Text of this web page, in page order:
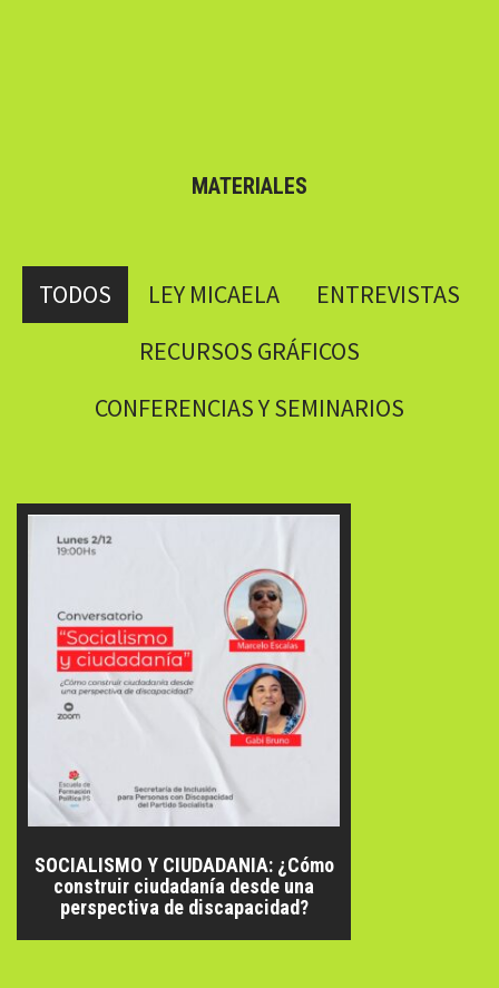
MATERIALES
TODOS LEY MICAELA
ENTREVISTAS
RECURSOS GRÁFICOS
CONFERENCIAS Y SEMINARIOS
SOCIALISMO Y CIUDADANIA: ¿Cómo
construir ciudadanía desde una
perspectiva de discapacidad?